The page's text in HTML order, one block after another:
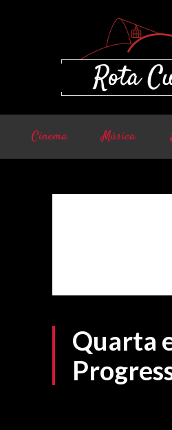
Cinema Música
Quarta